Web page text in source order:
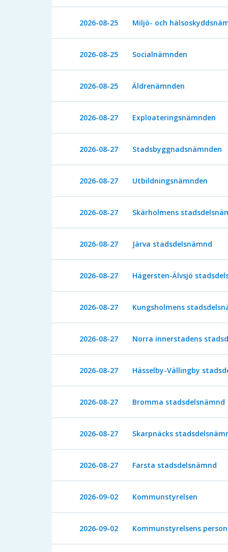
2026-08-25 Miljö- och
2026-08-25 Socialnämnden
2026-08-25 Äldrenämnden
2026-08-27 Exploateringsnämnden
2026-08-27 Stadsbyggnadsnämnden
2026-08-27 Utbildningsnämnden
2026-08-27 Skärholmens
2026-08-27 Järva stadsdelsnämnd
2026-08-27 Hägersten-Älvsjö
2026-08-27 Kungsholmens
2026-08-27 Norra innerstadens
2026-08-27 Hässelby-Vällingby
2026-08-27 Bromma stadsdelsnämnd
2026-08-27 Skarpnäcks
2026-08-27 Farsta stadsdelsnämnd
2026-09-02 Kommunstyrelsen
2026-09-02 Kommunstyrelsens